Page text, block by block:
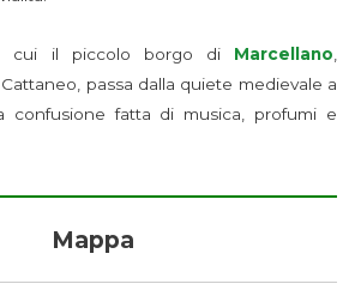
cui il piccolo borgo di Marcellano,
passa dalla quiete medievale a
confusione fatta di musica, profumi e
Mappa